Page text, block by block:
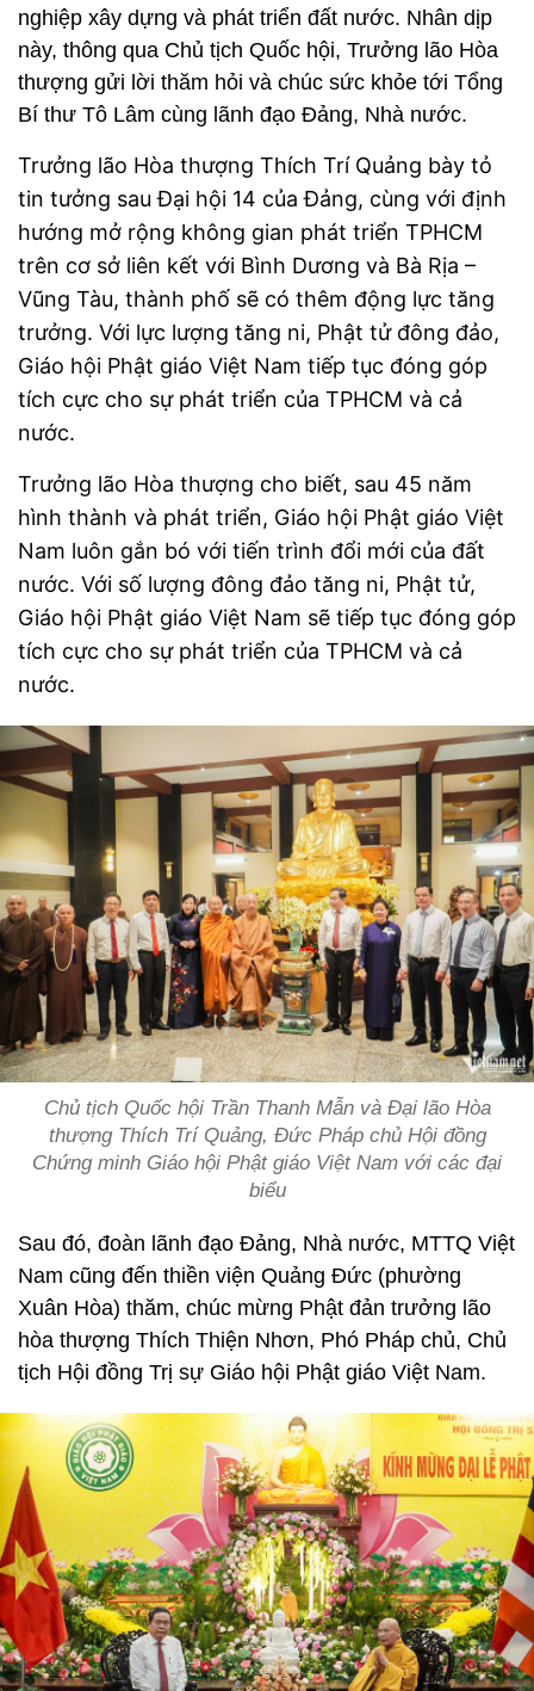
nghiệp xây dựng và phát triển đất nước. Nhân dịp
này, thông qua Chủ tịch Quốc hội, Trưởng lão Hòa
thượng gửi lời thăm hỏi và chúc sức khỏe tới Tổng
Bí thư Tô Lâm cùng lãnh đạo Đảng, Nhà nước.
Trưởng lão Hòa thượng Thích Trí Quảng bày tỏ
tin tưởng sau Đại hội 14 của Đảng, cùng với định
hướng mở rộng không gian phát triển TPHCM
trên cơ sở liên kết với Bình Dương và Bà Rịa –
Vũng Tàu, thành phố sẽ có thêm động lực tăng
trưởng. Với lực lượng tăng ni, Phật tử đông đảo,
Giáo hội Phật giáo Việt Nam tiếp tục đóng góp
tích cực cho sự phát triển của TPHCM và cả
nước.
Trưởng lão Hòa thượng cho biết, sau 45 năm
hình thành và phát triển, Giáo hội Phật giáo Việt
Nam luôn gắn bó với tiến trình đổi mới của đất
nước. Với số lượng đông đảo tăng ni, Phật tử,
Giáo hội Phật giáo Việt Nam sẽ tiếp tục đóng góp
tích cực cho sự phát triển của TPHCM và cả
nước.
Chủ tịch Quốc hội Trần Thanh Mẫn và Đại lão Hòa
thượng Thích Trí Quảng, Đức Pháp chủ Hội đồng
Chứng minh Giáo hội Phật giáo Việt Nam với các đại
biểu
Sau đó, đoàn lãnh đạo Đảng, Nhà nước, MTTQ Việt
Nam cũng đến thiền viện Quảng Đức (phường
Xuân Hòa) thăm, chúc mừng Phật đản trưởng lão
hòa thượng Thích Thiện Nhơn, Phó Pháp chủ, Chủ
tịch Hội đồng Trị sự Giáo hội Phật giáo Việt Nam.